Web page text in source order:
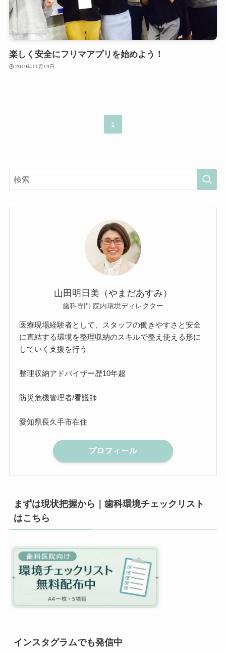
楽しく安全にフリマアプリを始めよう！
2019年11月19日
1
山田明日美（やまだあすみ）
歯科専門 院内環境ディレクター
医療現場経験者として、スタッフの働きやすさと安全
に直結する環境を整理収納のスキルで整え使える形に
していく支援を行う
整理収納アドバイザー歴10年超
防災危機管理者/看護師
愛知県長久手市在住
プロフィール
まずは現状把握から｜歯科環境チェックリスト
はこちら
インスタグラムでも発信中